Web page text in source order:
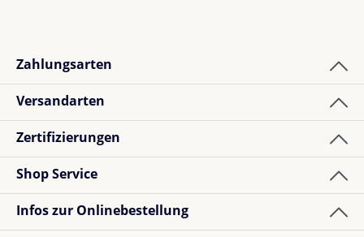
Zahlungsarten
Versandarten
Zertifizierungen
Shop Service
Infos zur Onlinebestellung